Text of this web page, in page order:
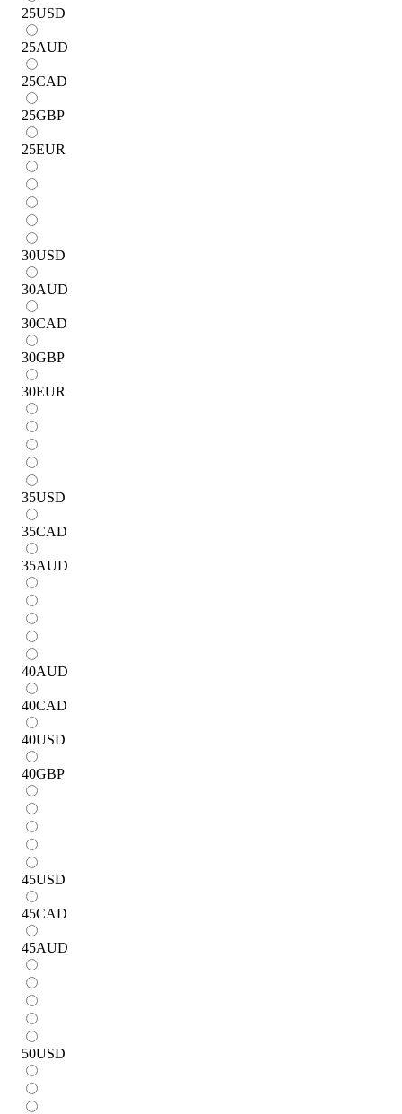
25USD
25AUD
25CAD
25GBP
25EUR
30USD
30AUD
30CAD
30GBP
30EUR
35USD
35CAD
35AUD
40AUD
40CAD
40USD
40GBP
45USD
45CAD
45AUD
50USD